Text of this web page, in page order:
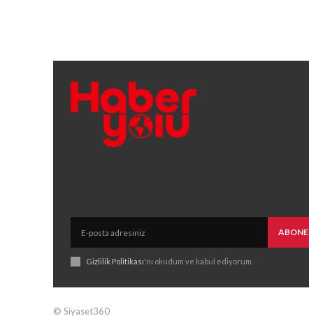
ABONE
Gizlilik Politikası'nı okudum ve kabul ediyorum.
© Siyaset360